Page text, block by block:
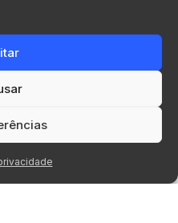
de excelência